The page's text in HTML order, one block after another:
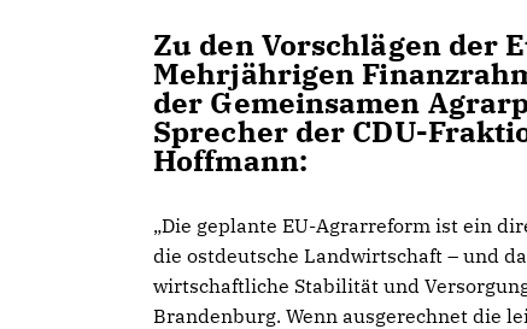
Zu den Vorschlägen der
Mehrjährigen
der Gemeinsamen
Sprecher der CDU-
Hoffmann:
Die geplante EU-Agrarreform ist ein
die ostdeutsche Landwirtschaft – und
wirtschaftliche Stabilität und
Brandenburg. Wenn ausgerechnet die